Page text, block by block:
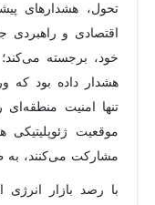
تحول، هشدارهای
اقتصادی و راهبردی
خود، برجسته می‌کند؛
هشدار داده بود که
تنها امنیت
موقعیت ژئوپلیتیکی
مشارکت می‌کنند، به
با رصد بازار انرژی